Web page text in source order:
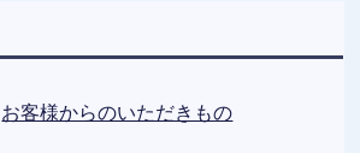
お客様からのいただきもの